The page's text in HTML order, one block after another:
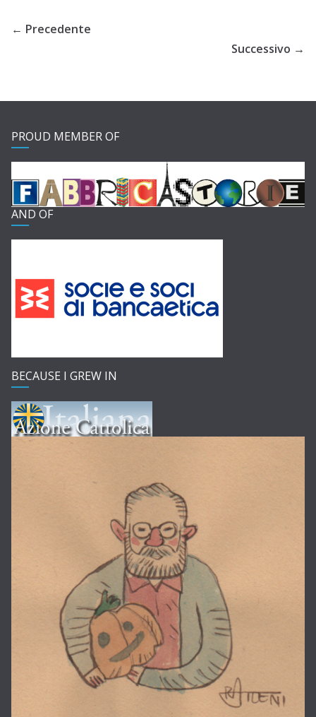
← Precedente
Successivo →
PROUD MEMBER OF
AND OF
BECAUSE I GREW IN